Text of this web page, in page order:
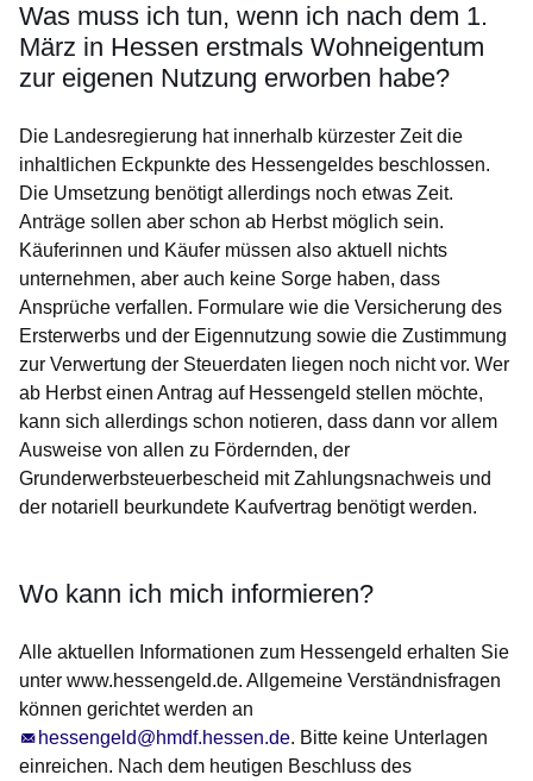
Was muss ich tun, wenn ich nach dem 1.
März in Hessen erstmals Wohneigentum
zur eigenen Nutzung erworben habe?
Die Landesregierung hat innerhalb kürzester Zeit die
inhaltlichen Eckpunkte des Hessengeldes beschlossen.
Die Umsetzung benötigt allerdings noch etwas Zeit.
Anträge sollen aber schon ab Herbst möglich sein.
Käuferinnen und Käufer müssen also aktuell nichts
unternehmen, aber auch keine Sorge haben, dass
Ansprüche verfallen. Formulare wie die Versicherung des
Ersterwerbs und der Eigennutzung sowie die Zustimmung
zur Verwertung der Steuerdaten liegen noch nicht vor. Wer
ab Herbst einen Antrag auf Hessengeld stellen möchte,
kann sich allerdings schon notieren, dass dann vor allem
Ausweise von allen zu Fördernden, der
Grunderwerbsteuerbescheid mit Zahlungsnachweis und
der notariell beurkundete Kaufvertrag benötigt werden.
Wo kann ich mich informieren?
Alle aktuellen Informationen zum Hessengeld erhalten Sie
unter www.hessengeld.de. Allgemeine Verständnisfragen
können gerichtet werden an
hessengeld@hmdf.hessen.de. Bitte keine Unterlagen
einreichen. Nach dem heutigen Beschluss des